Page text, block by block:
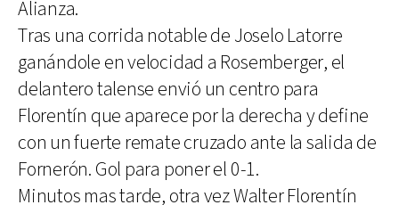
Alianza.
Tras una corrida notable de Joselo Latorre
ganándole en velocidad a Rosemberger, el
delantero talense envió un centro para
Florentín que aparece por la derecha y define
con un fuerte remate cruzado ante la salida de
Fornerón. Gol para poner el 0-1.
Minutos mas tarde, otra vez Walter Florentín